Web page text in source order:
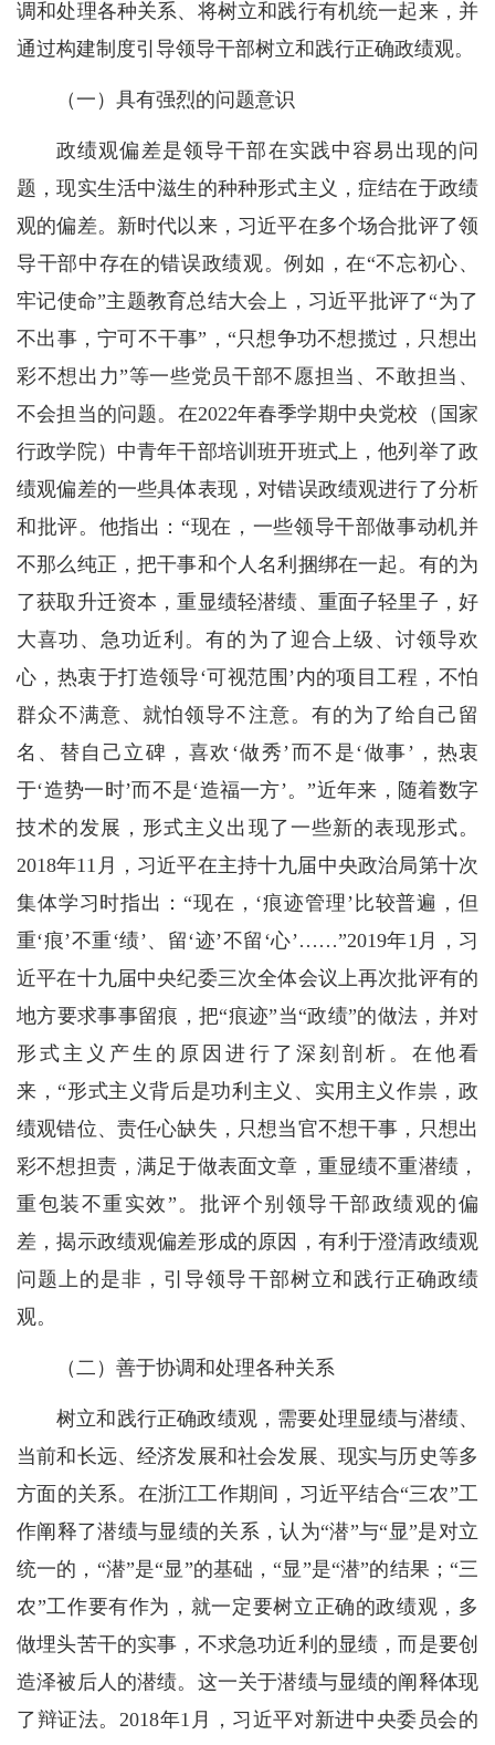
调和处理各种关系、将树立和践行有机统一起来，并
通过构建制度引导领导干部树立和践行正确政绩观。
（一）具有强烈的问题意识
政绩观偏差是领导干部在实践中容易出现的问
题，现实生活中滋生的种种形式主义，症结在于政绩
观的偏差。新时代以来，习近平在多个场合批评了领
导干部中存在的错误政绩观。例如，在“不忘初心、
牢记使命”主题教育总结大会上，习近平批评了“为了
不出事，宁可不干事”，“只想争功不想揽过，只想出
彩不想出力”等一些党员干部不愿担当、不敢担当、
不会担当的问题。在2022年春季学期中央党校（国家
行政学院）中青年干部培训班开班式上，他列举了政
绩观偏差的一些具体表现，对错误政绩观进行了分析
和批评。他指出：“现在，一些领导干部做事动机并
不那么纯正，把干事和个人名利捆绑在一起。有的为
了获取升迁资本，重显绩轻潜绩、重面子轻里子，好
大喜功、急功近利。有的为了迎合上级、讨领导欢
心，热衷于打造领导‘可视范围’内的项目工程，不怕
群众不满意、就怕领导不注意。有的为了给自己留
名、替自己立碑，喜欢‘做秀’而不是‘做事’，热衷
于‘造势一时’而不是‘造福一方’。”近年来，随着数字
技术的发展，形式主义出现了一些新的表现形式。
2018年11月，习近平在主持十九届中央政治局第十次
集体学习时指出：“现在，‘痕迹管理’比较普遍，但
重‘痕’不重‘绩’、留‘迹’不留‘心’……”2019年1月，习
近平在十九届中央纪委三次全体会议上再次批评有的
地方要求事事留痕，把“痕迹”当“政绩”的做法，并对
形式主义产生的原因进行了深刻剖析。在他看
来，“形式主义背后是功利主义、实用主义作祟，政
绩观错位、责任心缺失，只想当官不想干事，只想出
彩不想担责，满足于做表面文章，重显绩不重潜绩，
重包装不重实效”。批评个别领导干部政绩观的偏
差，揭示政绩观偏差形成的原因，有利于澄清政绩观
问题上的是非，引导领导干部树立和践行正确政绩
观。
（二）善于协调和处理各种关系
树立和践行正确政绩观，需要处理显绩与潜绩、
当前和长远、经济发展和社会发展、现实与历史等多
方面的关系。在浙江工作期间，习近平结合“三农”工
作阐释了潜绩与显绩的关系，认为“潜”与“显”是对立
统一的，“潜”是“显”的基础，“显”是“潜”的结果；“三
农”工作要有作为，就一定要树立正确的政绩观，多
做埋头苦干的实事，不求急功近利的显绩，而是要创
造泽被后人的潜绩。这一关于潜绩与显绩的阐释体现
了辩证法。2018年1月，习近平对新进中央委员会的